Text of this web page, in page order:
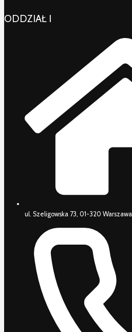
ODDZIAŁ I
ul. Szeligowska 73, 01-320 Warszawa